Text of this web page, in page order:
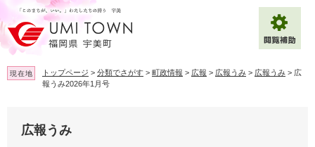
ー
ジ
の
先
頭
ニ
ュ
ー
を
飛
背景色変更
現在地 トップページ > 分類でさがす > 町政情報 > 広報 > 広報うみ > 広報うみ > 広
報うみ2026年1月号
広報うみ